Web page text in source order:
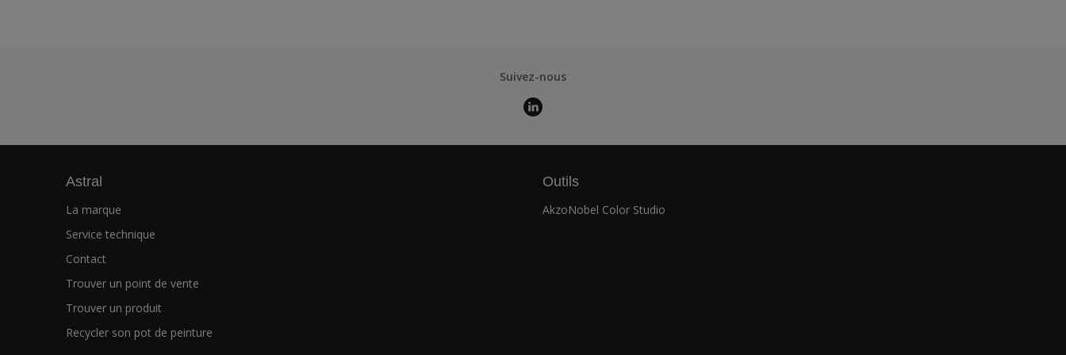
Suivez-nous
Astral
La marque
Service technique
Contact
Trouver un point de vente
Trouver un produit
Recycler son pot de peinture
Outils
AkzoNobel Color Studio